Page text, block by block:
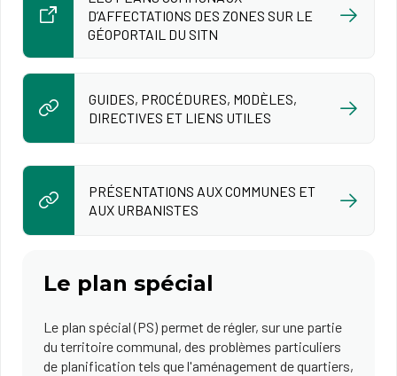
D’AFFECTATIONS DES ZONES SUR LE
GÉOPORTAIL DU SITN
GUIDES, PROCÉDURES, MODÈLES,
DIRECTIVES ET LIENS UTILES
PRÉSENTATIONS AUX COMMUNES ET
AUX URBANISTES
Le plan spécial
Le plan spécial (PS) permet de régler, sur une partie
du territoire communal, des problèmes particuliers
de planification tels que l'aménagement de quartiers,